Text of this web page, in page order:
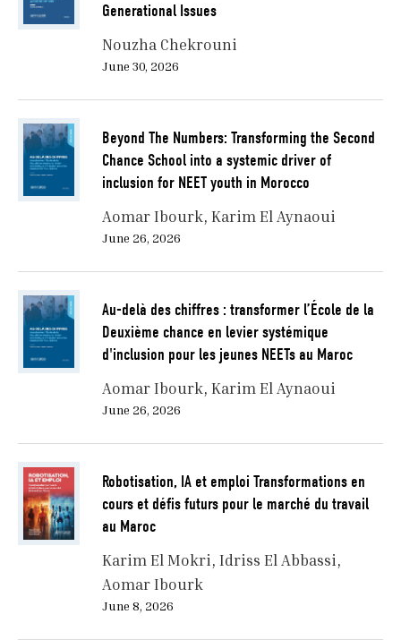
Generational Issues
Nouzha Chekrouni
June 30, 2026
Beyond The Numbers: Transforming the Second
Chance School into a systemic driver of
inclusion for NEET youth in Morocco
Aomar Ibourk Karim El Aynaoui
June 26, 2026
Au-delà des chiffres : transformer l’École de la
Deuxième chance en levier systémique
d'inclusion pour les jeunes NEETs au Maroc
Aomar Ibourk Karim El Aynaoui
June 26, 2026
Robotisation, IA et emploi Transformations en
cours et défis futurs pour le marché du travail
au Maroc
Karim El Mokri Idriss El Abbassi
Aomar Ibourk
June 8, 2026